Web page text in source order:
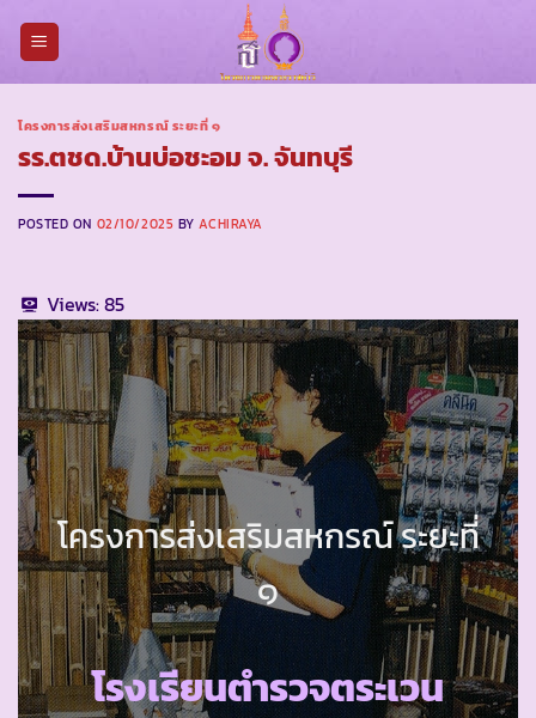
โครงการส่งเสริมสหกรณ์ ระยะที่ ๑
รร.ตชด.บ้านบ่อชะอม จ. จันทบุรี
POSTED ON 02/10/2025 BYACHIRAYA
Views:85
โครงการส่งเสริมสหกรณ์ ระยะที่
๑
โรงเรียนตำรวจตระเวน